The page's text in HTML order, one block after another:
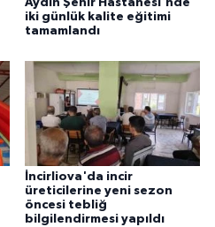
Aydın Şehir Hastanesi'nde
iki günlük kalite eğitimi
tamamlandı
İncirliova'da incir
üreticilerine yeni sezon
öncesi tebliğ
bilgilendirmesi yapıldı